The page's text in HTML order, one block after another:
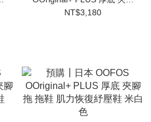
拖 拖鞋 肌力恢復紓壓鞋
NT$3,180